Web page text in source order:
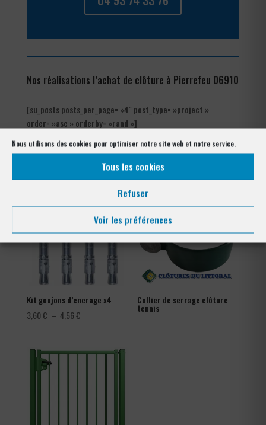
Nous utilisons des cookies pour optimiser notre site web et notre service.
Tous les cookies
Refuser
Voir les préférences
Nos réalisations l’achat de clôture à Pierrefeu 06910
[su_posts posts_per_page= »4″ post_type= »project »
order= »asc » orderby= »rand »]
Les produits de clôtures utilisés
Kit goujons d’encrage x4
3,60€ – 4,56€Plage
3,60 €
Collier de serrage clôture
tennis